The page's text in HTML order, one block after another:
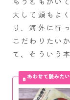
大して頭もよ
り、海外に行
こだわりたい
て、そういう